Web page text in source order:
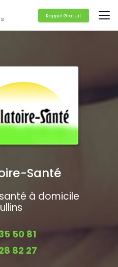
Rappel Gratuit
Santé
à domicile
50 81
82 27